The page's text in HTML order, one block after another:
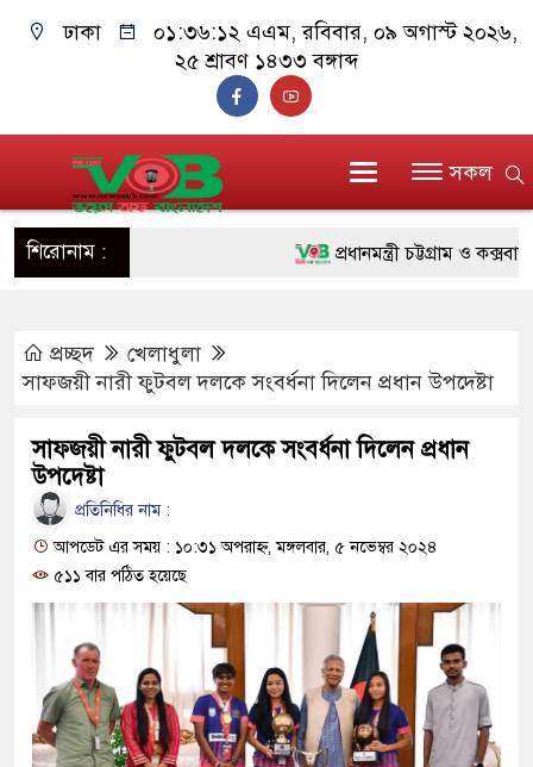
ঢাকা ০১:৩৬:১৩ এএম, রবিবার, ০৯ অগাস্ট ২০২৬,
২৫ শ্রাবণ ১৪৩৩ বঙ্গাব্দ
সকল
শিরোনাম : প্রধানমন্ত্রী চট্টগ্রাম ও
দাঁড়াবে : ডা. জুবাইদা রহমান
ও বিশ্বাসযোগ্য: প্রধানমন্ত্রী
মাননীয় প্রধানমন্ত্রী, মন্ত্রীবর্গ ও
সিল-স্বাক্ষর জালিয়াতি চক্রের পাঁচ
উদ্ধার
জনগণ পরিবর্তন চেয়েছে
প্রচ্ছদ
খেলাধুলা
সাফজয়ী নারী ফুটবল দলকে সংবর্ধনা দিলেন প্রধান উপদেষ্টা
সাফজয়ী নারী ফুটবল দলকে সংবর্ধনা দিলেন প্রধান
উপদেষ্টা
প্রতিনিধির নাম :
আপডেট এর সময় : ১০:৩১ অপরাহ্ন, মঙ্গলবার, ৫ নভেম্বর ২০২৪
৫১১ বার পঠিত হয়েছে